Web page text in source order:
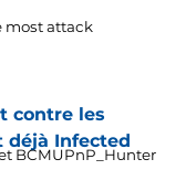
most attack
contre les
déjà Infected
BCMUPnP_Hunter